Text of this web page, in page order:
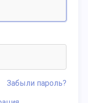
Забыли пароль?